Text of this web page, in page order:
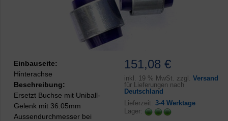
151,08 €
inkl. 19 % MwSt. zzgl. Versand
für Lieferungen nach
Deutschland
Lieferzeit: 3-4 Werktage
Lager:
Einbauseite:
Hinterachse
Beschreibung:
Ersetzt Buchse mit Uniball-
Gelenk mit 36.05mm
Aussendurchmesser bei